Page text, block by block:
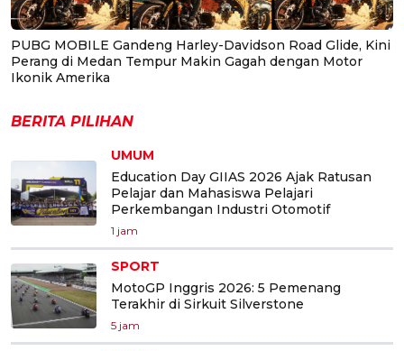
PUBG MOBILE Gandeng Harley-Davidson Road Glide, Kini
Perang di Medan Tempur Makin Gagah dengan Motor
Ikonik Amerika
BERITA PILIHAN
UMUM
Education Day GIIAS 2026 Ajak Ratusan
Pelajar dan Mahasiswa Pelajari
Perkembangan Industri Otomotif
1 jam
SPORT
MotoGP Inggris 2026: 5 Pemenang
Terakhir di Sirkuit Silverstone
5 jam